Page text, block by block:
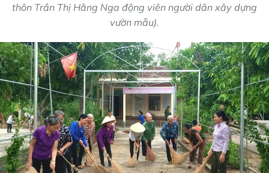
thôn Trần Thị Hằng Nga động viên người dân xây dựng
vườn mẫu).